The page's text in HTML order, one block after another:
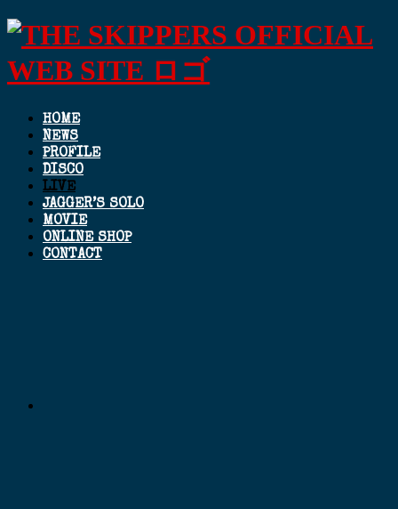
HOME
NEWS
PROFILE
DISCO
LIVE
JAGGER’S SOLO
MOVIE
ONLINE SHOP
CONTACT